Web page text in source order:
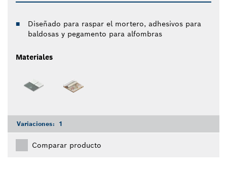
Diseñado para raspar el mortero, adhesivos para
baldosas y pegamento para alfombras
Materiales
Variaciones: 1
Comparar producto